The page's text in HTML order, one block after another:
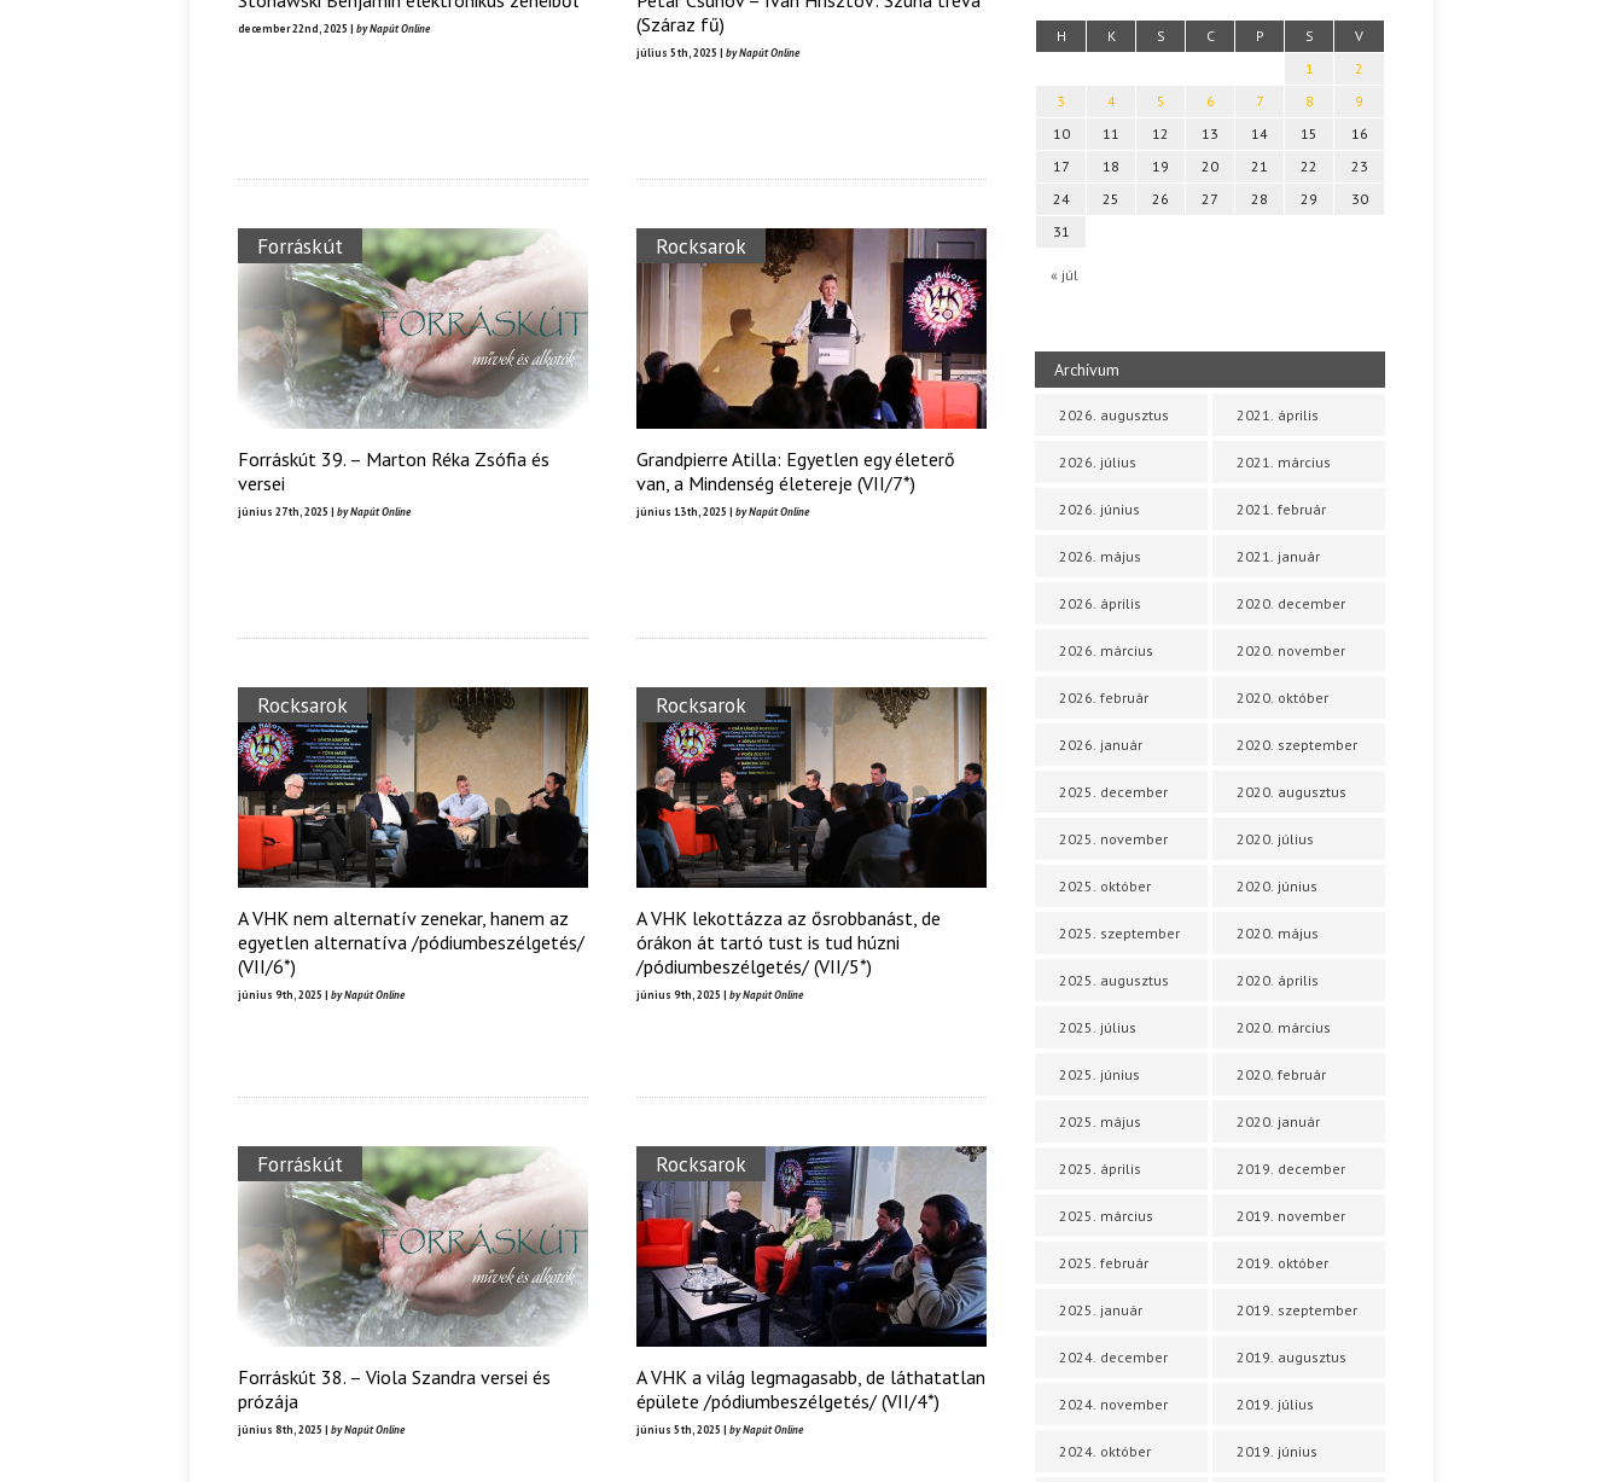
december 22nd, 2025 | by Napút Online
(Száraz fű)
július 5th, 2025 | by Napút Online
Forráskút
Forráskút 39. – Marton Réka Zsófia és
versei
június 27th, 2025 | by Napút Online
Rocksarok
Grandpierre Atilla: Egyetlen egy életerő
van, a Mindenség életereje (VII/7*)
június 13th, 2025 | by Napút Online
Rocksarok
A VHK nem alternatív zenekar, hanem az
egyetlen alternatíva /pódiumbeszélgetés/
(VII/6*)
június 9th, 2025 | by Napút Online
Rocksarok
A VHK lekottázza az ősrobbanást, de
órákon át tartó tust is tud húzni
/pódiumbeszélgetés/ (VII/5*)
június 9th, 2025 | by Napút Online
Forráskút
Forráskút 38. – Viola Szandra versei és
prózája
június 8th, 2025 | by Napút Online
Rocksarok
A VHK a világ legmagasabb, de láthatatlan
épülete /pódiumbeszélgetés/ (VII/4*)
június 5th, 2025 | by Napút Online
H K S C P S V
« júl
1
2
3
4 5 6 7 8
9
10
11 12 13 14 15
16
17
18 19 20 21 22
23
24
25 26 27 28 29
30
31
Archívum
2026. augusztus
2026. július
2026. június
2026. május
2026. április
2026. március
2026. február
2026. január
2025. december
2025. november
2025. október
2025. szeptember
2025. augusztus
2025. július
2025. június
2025. május
2025. április
2025. március
2025. február
2025. január
2024. december
2024. november
2024. október
2021. április
2021. március
2021. február
2021. január
2020. december
2020. november
2020. október
2020. szeptember
2020. augusztus
2020. július
2020. június
2020. május
2020. április
2020. március
2020. február
2020. január
2019. december
2019. november
2019. október
2019. szeptember
2019. augusztus
2019. július
2019. június